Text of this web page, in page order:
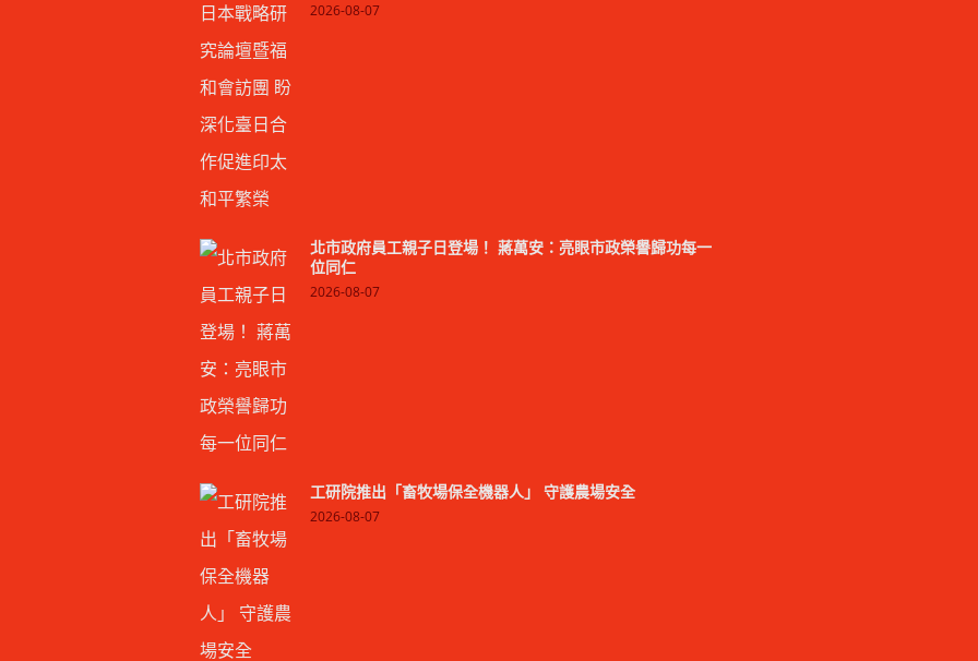
2026-08-07
北市政府員工親子日登場！ 蔣萬安：亮眼市政榮譽歸功每一
位同仁
2026-08-07
工研院推出「畜牧場保全機器人」 守護農場安全
2026-08-07